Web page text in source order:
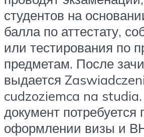
студентов на
балла по аттестату,
или тестирования по
предметам. После
выдается
cudzoziemca na
документ потребуется
оформлении визы и